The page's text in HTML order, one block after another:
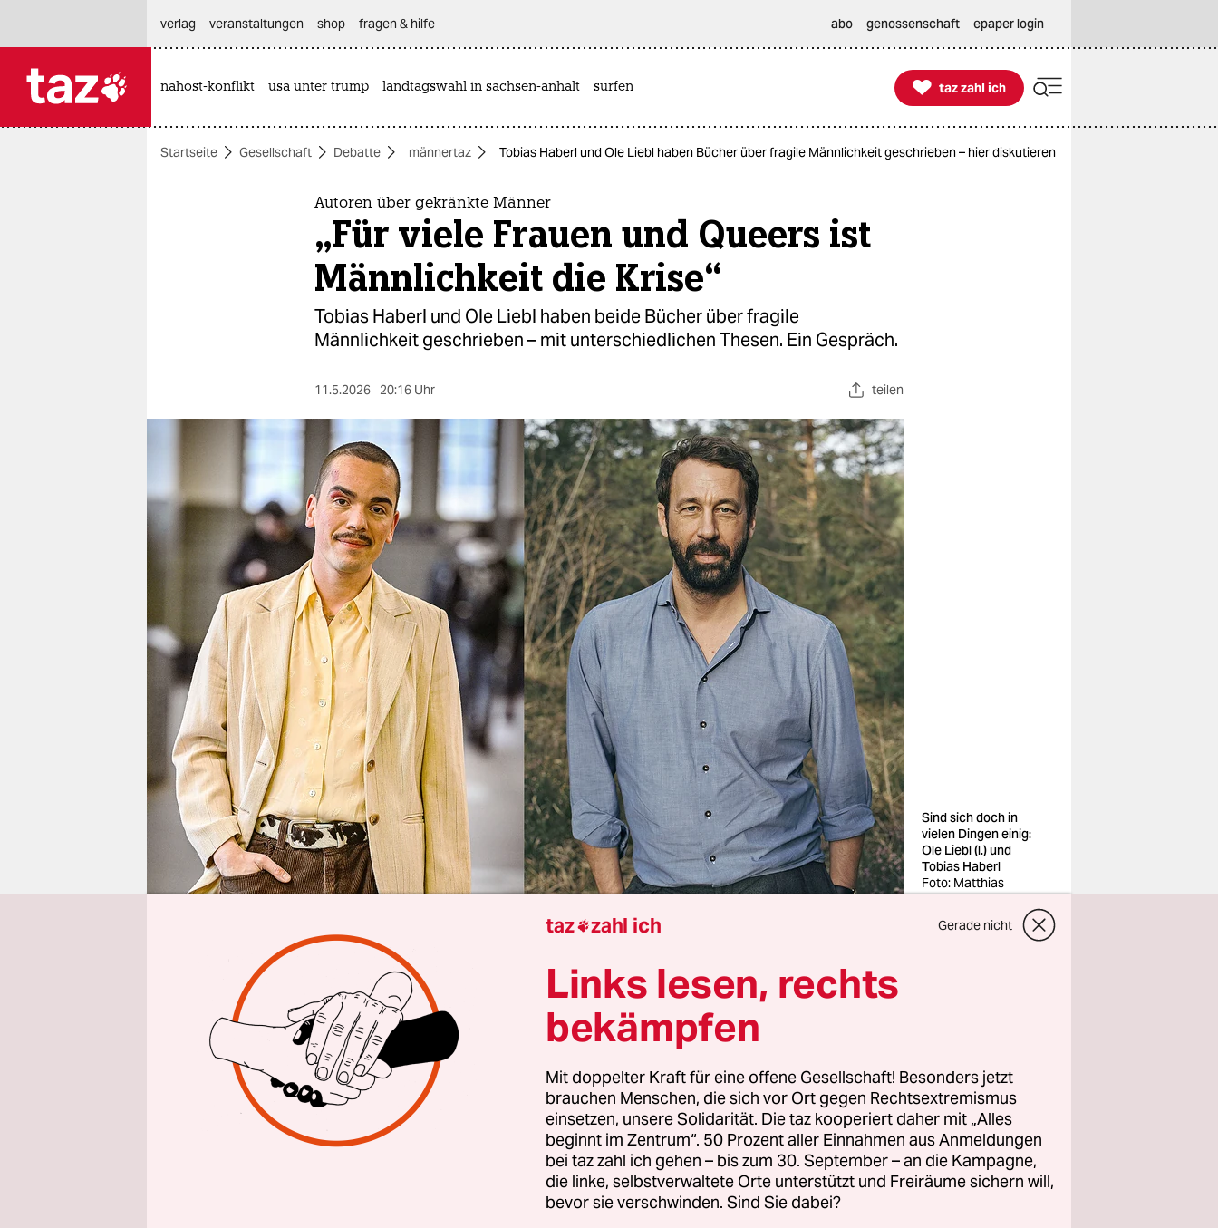
themen
wahrheit
verlag
veranstaltungen
shop
fragen & hilfe
unterstützen
abo
genossenschaft
epaper login
verlag
veranstaltungen shop fragen & hilfe abo genossenschaft epaper login
nahost-konflikt usa unter trump landtagswahl in sachsen-anhalt surfen 
taz zahl ich
taz zahl ich
Startseite Gesellschaft Debatte männertaz Tobias Haberl und Ole Liebl haben Bücher über fragile Männlichkeit geschrieben – hier diskutieren sie darüber
Autoren über gekränkte Männer
„Für viele Frauen und Queers ist
Männlichkeit die Krise“
Tobias Haberl und Ole Liebl haben beide Bücher über fragile
Männlichkeit geschrieben – mit unterschiedlichen Thesen. Ein Gespräch.
11.5.2026 20:16 Uhr teilen
Sind sich doch in
vielen Dingen einig:
Ole Liebl (l.) und
Tobias Haberl
Foto: Matthias
Ziegler/Funke
Interview von
Tobias Haberl und Ole Liebl treffen kurz nacheinander im Hotel in
Frankfurt am Main ein, in dem wir zum Gespräch verabredet sind.
Beide haben sich als Autoren mit Männlichkeit beschäftigt. Während
Haberl sich fragt, ob heute ein zu artiges, feminines Männerbild
vorherrscht, kann Liebl in einer queeren, weichen, emotionalen
Männlichkeit viel Positives sehen – gute Voraussetzungen für ein
Streitgespräch also. Interviewer und Interviewte sind altersmäßig nicht
taz zahl ich Gerade nicht
Links lesen, rechts
bekämpfen
Mit doppelter Kraft für eine offene Gesellschaft! Besonders jetzt
brauchen Menschen, die sich vor Ort gegen Rechtsextremismus
einsetzen, unsere Solidarität. Die taz kooperiert daher mit „Alles
beginnt im Zentrum“. 50 Prozent aller Einnahmen aus Anmeldungen
bei taz zahl ich gehen – bis zum 30. September – an die Kampagne,
die linke, selbstverwaltete Orte unterstützt und Freiräume sichern will,
bevor sie verschwinden. Sind Sie dabei?